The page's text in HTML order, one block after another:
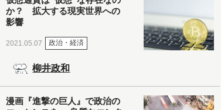
か？ 拡大する現実世界への
影響
2021.05.07 政治・経済
柳井政和
漫画『進撃の巨人』で政治の